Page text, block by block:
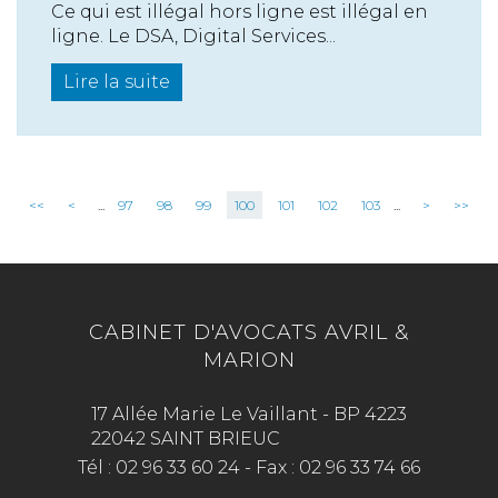
Ce qui est illégal hors ligne est illégal en
ligne. Le DSA, Digital Services...
Lire la suite
<< < ... 97 98 99 100 101 102 103 ... > >>
CABINET D'AVOCATS AVRIL &
MARION
17 Allée Marie Le Vaillant - BP 4223
22042 SAINT BRIEUC
Tél : 02 96 33 60 24 - Fax : 02 96 33 74 66